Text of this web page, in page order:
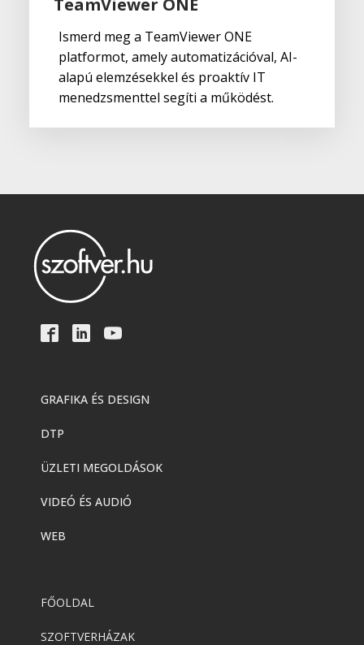
TeamViewer ONE
Ismerd meg a TeamViewer ONE
platformot, amely automatizációval, AI-
alapú elemzésekkel és proaktív IT
menedzsmenttel segíti a működést.
GRAFIKA ÉS DESIGN
DTP
ÜZLETI MEGOLDÁSOK
VIDEÓ ÉS AUDIÓ
WEB
FŐOLDAL
SZOFTVERHÁZAK